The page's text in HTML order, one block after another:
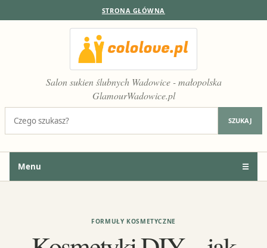
STRONA GŁÓWNA
Salon sukien ślubnych Wadowice - małopolska
GlamourWadowice.pl
SZUKAJ
Menu ☰
FORMUŁY KOSMETYCZNE